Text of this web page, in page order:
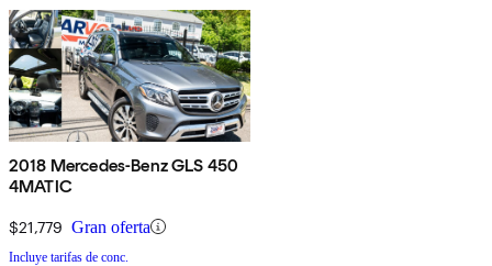
2018 Mercedes-Benz GLS 450
4MATIC
$21,779 Gran oferta
Incluye tarifas de conc.